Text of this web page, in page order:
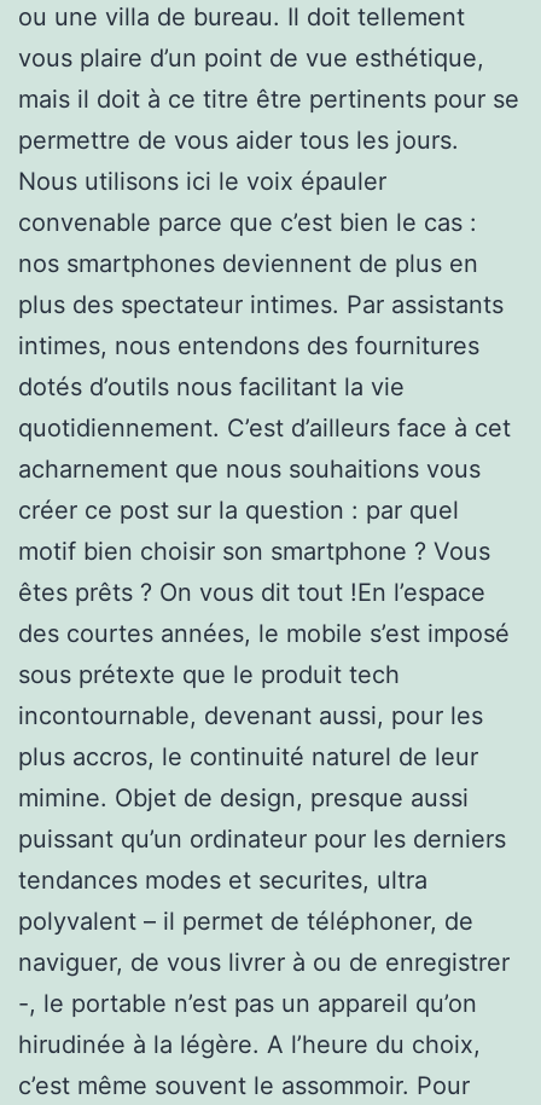
ou une villa de bureau. Il doit tellement
vous plaire d’un point de vue esthétique,
mais il doit à ce titre être pertinents pour se
permettre de vous aider tous les jours.
Nous utilisons ici le voix épauler
convenable parce que c’est bien le cas :
nos smartphones deviennent de plus en
plus des spectateur intimes. Par assistants
intimes, nous entendons des fournitures
dotés d’outils nous facilitant la vie
quotidiennement. C’est d’ailleurs face à cet
acharnement que nous souhaitions vous
créer ce post sur la question : par quel
motif bien choisir son smartphone ? Vous
êtes prêts ? On vous dit tout !En l’espace
des courtes années, le mobile s’est imposé
sous prétexte que le produit tech
incontournable, devenant aussi, pour les
plus accros, le continuité naturel de leur
mimine. Objet de design, presque aussi
puissant qu’un ordinateur pour les derniers
tendances modes et securites, ultra
polyvalent – il permet de téléphoner, de
naviguer, de vous livrer à ou de enregistrer
-, le portable n’est pas un appareil qu’on
hirudinée à la légère. A l’heure du choix,
c’est même souvent le assommoir. Pour